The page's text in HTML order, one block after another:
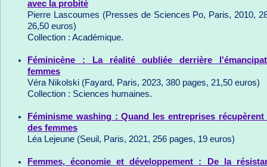
avec la probité
Pierre Lascoumes (Presses de Sciences Po, Paris, 2010,
26,50 euros)
Collection : Académique.
Féminicène : La réalité oubliée derrière
femmes
Véra Nikolski (Fayard, Paris, 2023, 380 pages, 21,50 euros)
Collection : Sciences humaines.
Féminisme washing : Quand les entreprises récupèrent
des femmes
Léa Lejeune (Seuil, Paris, 2021, 256 pages, 19 euros)
Femmes, économie et développement : De la